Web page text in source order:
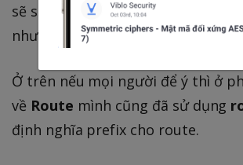
sẽ sử dụngrouter.use()
như
Application-level
Ở trên nếu mọi người để ý thì ở
về Route mình cũng đã sử dụng
định nghĩa prefix cho route.